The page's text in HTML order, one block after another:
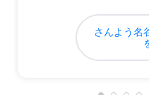
と感謝しています。
さんよう名